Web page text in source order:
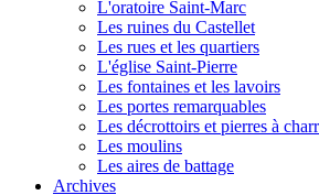
L'oratoire Saint-Marc
Les ruines du Castellet
Les rues et les quartiers
L'église Saint-Pierre
Les fontaines et les lavoirs
Les portes remarquables
Les décrottoirs et pierres à
Les moulins
Les aires de battage
Archives